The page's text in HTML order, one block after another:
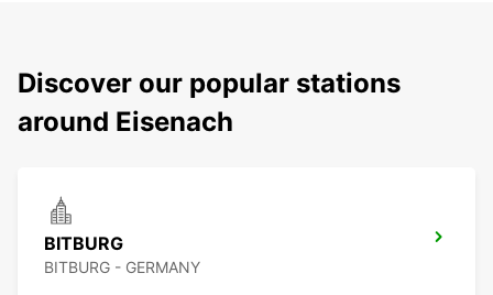
Discover our popular stations
around Eisenach
BITBURG
BITBURG - GERMANY